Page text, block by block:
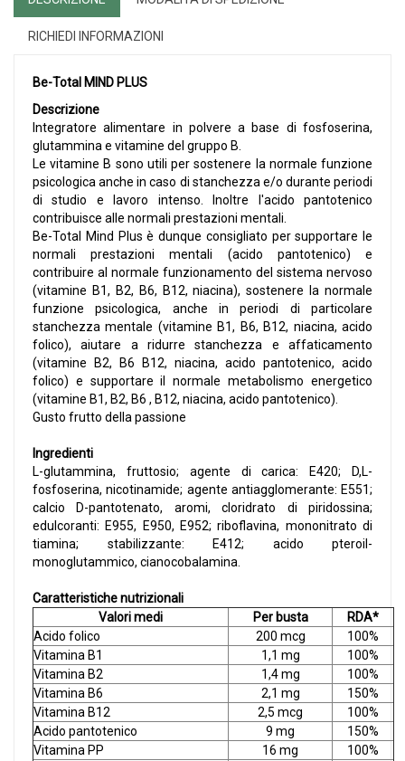
RICHIEDI INFORMAZIONI
Be-Total MIND PLUS
Descrizione
Integratore alimentare in polvere a base di fosfoserina,
glutammina e vitamine del gruppo B.
Le vitamine B sono utili per sostenere la normale funzione
psicologica anche in caso di stanchezza e/o durante periodi
di studio e lavoro intenso. Inoltre l'acido pantotenico
contribuisce alle normali prestazioni mentali.
Be-Total Mind Plus è dunque consigliato per supportare le
normali prestazioni mentali (acido pantotenico) e
contribuire al normale funzionamento del sistema nervoso
(vitamine B1, B2, B6, B12, niacina), sostenere la normale
funzione psicologica, anche in periodi di particolare
stanchezza mentale (vitamine B1, B6, B12, niacina, acido
folico), aiutare a ridurre stanchezza e affaticamento
(vitamine B2, B6 B12, niacina, acido pantotenico, acido
folico) e supportare il normale metabolismo energetico
(vitamine B1, B2, B6 , B12, niacina, acido pantotenico).
Gusto frutto della passione
Ingredienti
L-glutammina, fruttosio; agente di carica: E420; D,L-
fosfoserina, nicotinamide; agente antiagglomerante: E551;
calcio D-pantotenato, aromi, cloridrato di piridossina;
edulcoranti: E955, E950, E952; riboflavina, mononitrato di
tiamina; stabilizzante: E412; acido pteroil-
monoglutammico, cianocobalamina.
Caratteristiche nutrizionali
Valori medi
Per busta
RDA*
Acido folico
200 mcg
100%
Vitamina B1
1,1 mg
100%
Vitamina B2
1,4 mg
100%
Vitamina B6
2,1 mg
150%
Vitamina B12
2,5 mcg
100%
Acido pantotenico
9 mg
150%
Vitamina PP
16 mg
100%